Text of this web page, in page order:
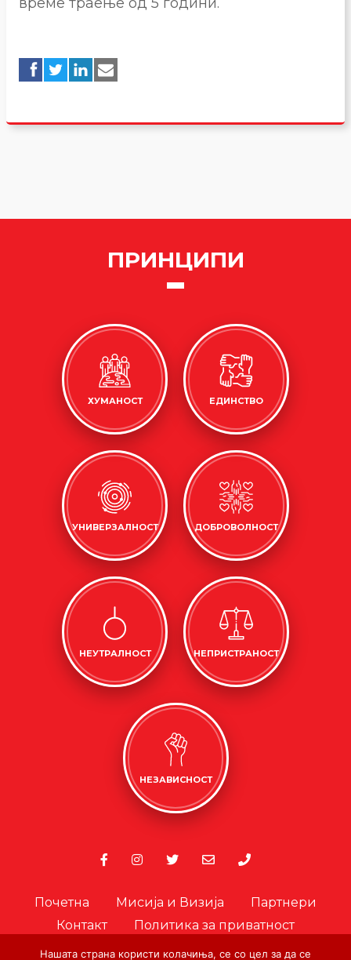
ПРИНЦИПИ
ХУМАНОСТ ЕДИНСТВО
УНИВЕРЗАЛНОСТ ДОБРОВОЛНОСТ
НЕУТРАЛНОСТ НЕПРИСТРАНОСТ
НЕЗАВИСНОСТ
Почетна Мисија и Визија
Партнери
Контакт
Политика за приватност
Политика за колачиња
Нашата страна користи колачиња, се со цел за да се